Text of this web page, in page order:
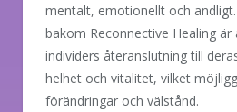
mentalt, emotionellt och
bakom Reconnective Healing
individers återanslutning till
helhet och vitalitet, vilket
förändringar och välstånd.